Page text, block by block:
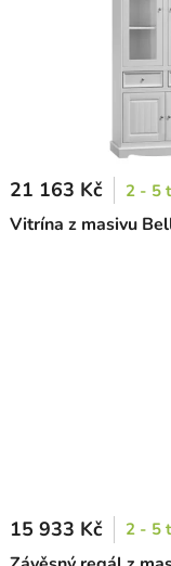
Vitrína z masivu
21 163 Kč 2 - 5
15 933 Kč 2 - 5